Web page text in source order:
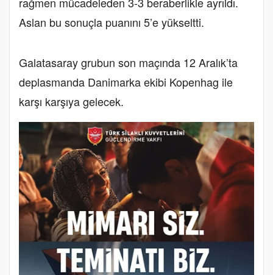
Aslan bu sonuçla puanını 5’e yükseltti.
Galatasaray grubun son maçında 12 Aralık’ta
deplasmanda Danimarka ekibi Kopenhag ile
karşı karşıya gelecek.